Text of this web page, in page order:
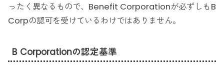
ったく異なるもので、Benefit Corporationが必ずしもB
Corpの認可を受けているわけではありません。
B Corporationの認定基準